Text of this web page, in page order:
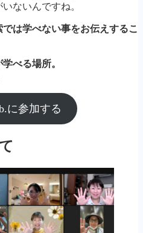
ないんですね。
は学べない事をお伝えするこ
べる場所。
に参加する